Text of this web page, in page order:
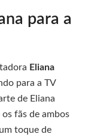
para a
Eliana
para a TV
de Eliana
fãs de ambos
toque de